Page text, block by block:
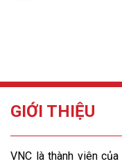
GIỚI THIỆU
VNC là thành viên